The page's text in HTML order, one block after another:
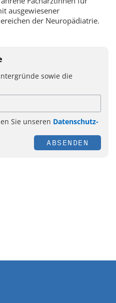
ausgewiesener
der Neuropädiatrie.
sowie die
Sie unseren Datenschutz-
ABSENDEN